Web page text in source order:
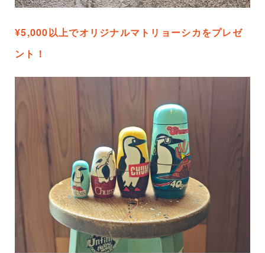
¥5,000以上でオリジナルマトリョーシカをプレゼ
ント！